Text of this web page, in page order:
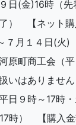
日(金)16時（
） 【ネット購
７月１４日(火)
原町商工会（
いはありませ
日９時～17時
時） 【購入金